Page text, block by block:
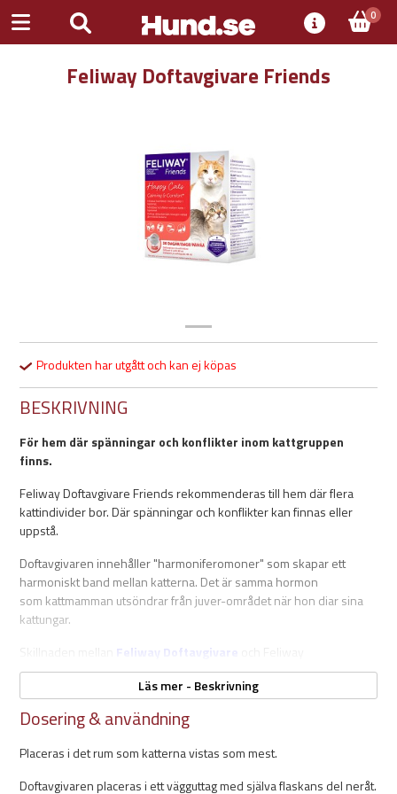
0
Feliway Doftavgivare Friends
Produkten har utgått och kan ej köpas
BESKRIVNING
För hem där spänningar och konflikter inom kattgruppen
finns.
Feliway Doftavgivare Friends rekommenderas till hem där flera
kattindivider bor. Där spänningar och konflikter kan finnas eller
uppstå.
Doftavgivaren innehåller "harmoniferomoner" som skapar ett
harmoniskt band mellan katterna. Det är samma hormon
som kattmamman utsöndrar från juver-området när hon diar sina
kattungar.
Feliway Doftavgivare
Doftavgivare Friends är att feromonerna i Feliway Friends
kommunicerar harmoni mellan katterna, medans feromonerna i
som mest. Doftavgivare ska sättas så att flaskan placeras under
avgivaren. Om uttaget är placerat åt andra hållet så är kontakten
Läs mer - Beskrivning
Dosering & användning
Placeras i det rum som katterna vistas som mest.
Doftavgivaren placeras i ett vägguttag med själva flaskans del neråt.